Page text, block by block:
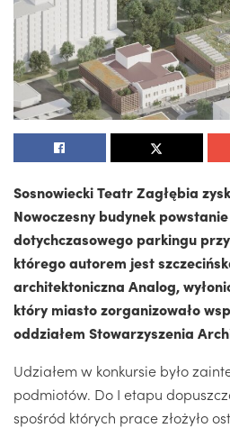
Sosnowiecki Teatr Zagłębia
Nowoczesny budynek
dotychczasowego parkingu
którego autorem jest
architektoniczna Analog,
który miasto zorganizowało
oddziałem Stowarzyszenia
Udziałem w konkursie było
podmiotów. Do I etapu
spośród których prace złożyło